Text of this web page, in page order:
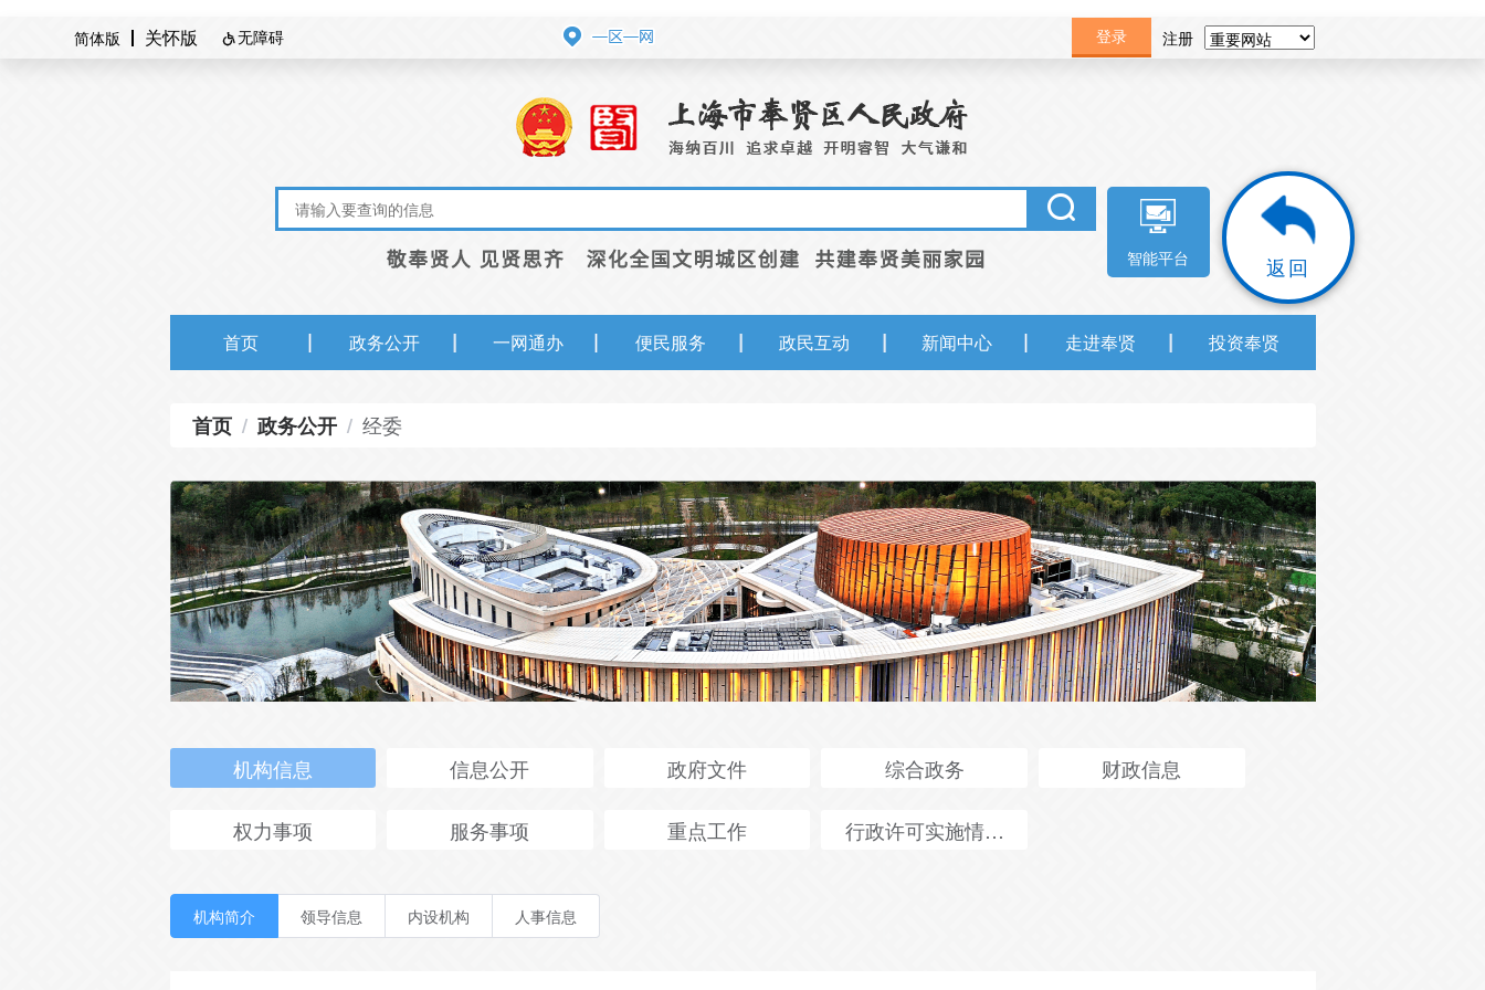
返回
简体版 关怀版 无障碍 登录 注册
智能平台
首页 政务公开 一网通办 便民服务 政民互动 新闻中心 走进奉贤 投资奉贤
首页 / 政务公开 / 经委
机构信息 信息公开 政府文件 综合政务 财政信息
权力事项 服务事项 重点工作 行政许可实施情况年报
机构简介 领导信息 内设机构 人事信息